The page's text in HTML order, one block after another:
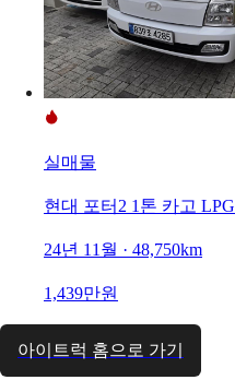
실매물
현대 포터2 1톤 카고 LPG
24년 11월 · 48,750km
1,439만원
아이트럭 홈으로 가기